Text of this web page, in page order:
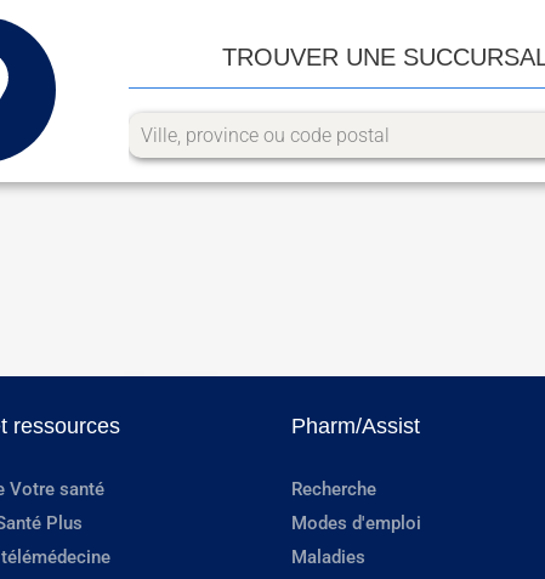
TROUVER UNE
ressources
Votre santé
Plus
Pharm/Assist
Recherche
Modes d'emploi
Maladies